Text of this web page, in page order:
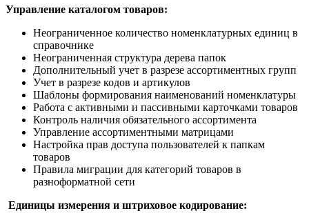
Управление каталогом товаров:
Неограниченное количество номенклатурных единиц в
справочнике
Неограниченная структура дерева папок
Дополнительный учет в разрезе ассортиментных групп
Учет в разрезе кодов и артикулов
Шаблоны формирования наименований номенклатуры
Работа с активными и пассивными карточками товаров
Контроль наличия обязательного ассортимента
Управление ассортиментными матрицами
Настройка прав доступа пользователей к папкам
товаров
Правила миграции для категорий товаров в
разноформатной сети
Единицы измерения и штриховое кодирование: